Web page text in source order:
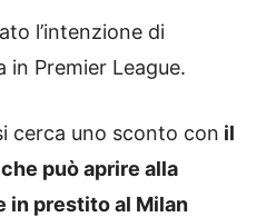
l’intenzione di
in Premier League.
cerca uno sconto con il
può aprire alla
in prestito al Milan